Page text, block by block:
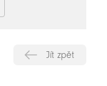
Jít zpět